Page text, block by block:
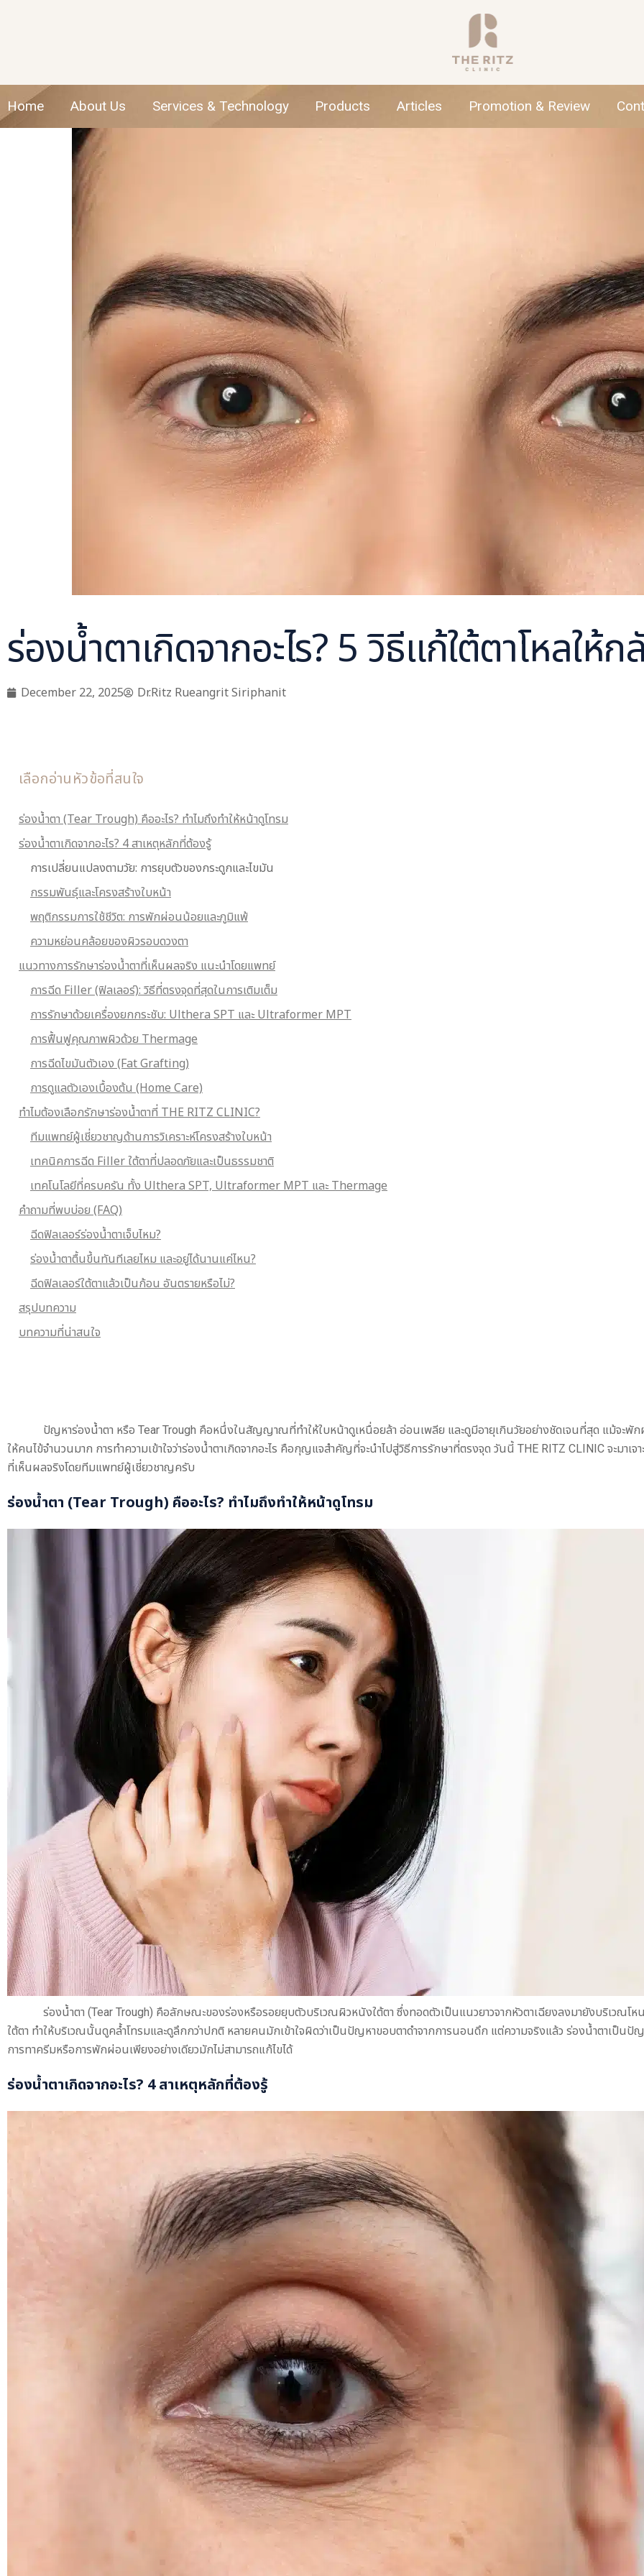
Home About Us Services & Technology Products Articles Promotion & Review
ร่องน้ำตาเกิดจากอะไร? 5 วิธีแก้ใต้ตาโหลให้
December 22, 2025 Dr.Ritz Rueangrit Siriphanit
เลือกอ่านหัวข้อที่สนใจ
ร่องน้ำตา (Tear Trough) คืออะไร? ทำไมถึงทำให้หน้าดูโทรม
ร่องน้ำตาเกิดจากอะไร? 4 สาเหตุหลักที่ต้องรู้
การเปลี่ยนแปลงตามวัย: การยุบตัวของกระดูกและไขมัน
กรรมพันธุ์และโครงสร้างใบหน้า
พฤติกรรมการใช้ชีวิต: การพักผ่อนน้อยและภูมิแพ้
ความหย่อนคล้อยของผิวรอบดวงตา
แนวทางการรักษาร่องน้ำตาที่เห็นผลจริง แนะนำโดยแพทย์
การฉีด Filler (ฟิลเลอร์): วิธีที่ตรงจุดที่สุดในการเติมเต็ม
การรักษาด้วยเครื่องยกกระชับ: Ulthera SPT และ Ultraformer MPT
การฟื้นฟูคุณภาพผิวด้วย Thermage
การฉีดไขมันตัวเอง (Fat Grafting)
การดูแลตัวเองเบื้องต้น (Home Care)
ทำไมต้องเลือกรักษาร่องน้ำตาที่ THE RITZ CLINIC?
ทีมแพทย์ผู้เชี่ยวชาญด้านการวิเคราะห์โครงสร้างใบหน้า
เทคนิคการฉีด Filler ใต้ตาที่ปลอดภัยและเป็นธรรมชาติ
เทคโนโลยีที่ครบครัน ทั้ง Ulthera SPT, Ultraformer MPT และ Thermage
คำถามที่พบบ่อย (FAQ)
ฉีดฟิลเลอร์ร่องน้ำตาเจ็บไหม?
ร่องน้ำตาตื้นขึ้นทันทีเลยไหม และอยู่ได้นานแค่ไหน?
ฉีดฟิลเลอร์ใต้ตาแล้วเป็นก้อน อันตรายหรือไม่?
สรุปบทความ
บทความที่น่าสนใจ
ปัญหาร่องน้ำตา หรือ Tear Trough คือหนึ่งในสัญญาณที่ทำให้ใบหน้าดูเหนื่อยล้า อ่อนเพลีย และดูมีอายุเกินวัยอย่างชัดเจนที่สุด แม้จะพั
ให้คนไข้จำนวนมาก การทำความเข้าใจว่าร่องน้ำตาเกิดจากอะไร คือกุญแจสำคัญที่จะนำไปสู่วิธีการรักษาที่ตรงจุด วันนี้ THE RITZ CLINIC จะมาเ
ที่เห็นผลจริงโดยทีมแพทย์ผู้เชี่ยวชาญครับ
ร่องน้ำตา (Tear Trough) คืออะไร? ทำไมถึงทำให้หน้าดูโทรม
ร่องน้ำตา (Tear Trough) คือลักษณะของร่องหรือรอยยุบตัวบริเวณผิวหนังใต้ตา ซึ่งทอดตัวเป็นแนวยาวจากหัวตาเฉียงลงมายังบริเวณโห
ใต้ตา ทำให้บริเวณนั้นดูคล้ำโทรมและดูลึกกว่าปกติ หลายคนมักเข้าใจผิดว่าเป็นปัญหาขอบตาดำจากการนอนดึก แต่ความจริงแล้ว ร่องน้ำตาเป็นปั
การทาครีมหรือการพักผ่อนเพียงอย่างเดียวมักไม่สามารถแก้ไขได้
ร่องน้ำตาเกิดจากอะไร? 4 สาเหตุหลักที่ต้องรู้